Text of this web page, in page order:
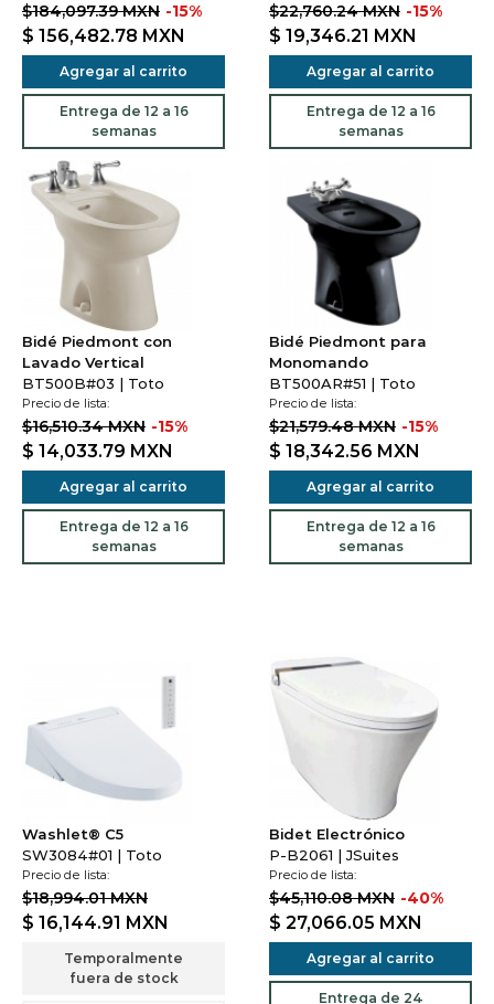
$184,097.39 MXN -15%
$ 156,482.78 MXN
Agregar al carrito
Entrega de 12 a 16
semanas
$22,760.24 MXN -15%
$ 19,346.21 MXN
Agregar al carrito
Entrega de 12 a 16
semanas
Bidé Piedmont con
Lavado Vertical
BT500B#03 | Toto
Precio de lista:
$16,510.34 MXN -15%
$ 14,033.79 MXN
Agregar al carrito
Entrega de 12 a 16
semanas
Bidé Piedmont para
Monomando
BT500AR#51 | Toto
Precio de lista:
$21,579.48 MXN -15%
$ 18,342.56 MXN
Agregar al carrito
Entrega de 12 a 16
semanas
Washlet® C5
SW3084#01 | Toto
Precio de lista:
$18,994.01 MXN
$ 16,144.91 MXN
Temporalmente
fuera de stock
Bidet Electrónico
P-B2061 | JSuites
Precio de lista:
$45,110.08 MXN -40%
$ 27,066.05 MXN
Agregar al carrito
Entrega de 24